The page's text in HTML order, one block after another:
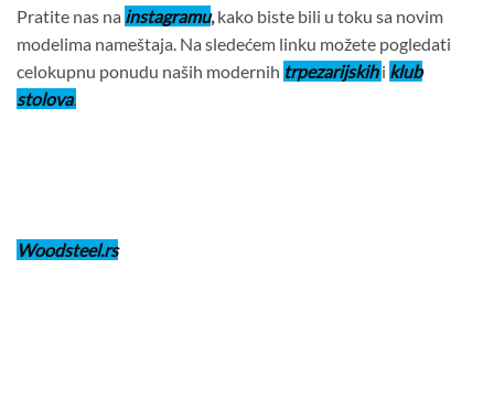
Pratite nas na instagramu, kako biste bili u toku sa novim
modelima nameštaja. Na sledećem linku možete pogledati
celokupnu ponudu naših modernih trpezarijskih i klub
stolova.
Woodsteel.rs